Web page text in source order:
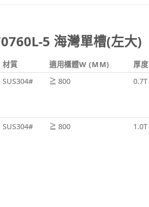
5 海灣單槽(左大)
材質 適用櫃體W (MM) 厚度
SUS304# ≧ 800 0.7T
SUS304# ≧ 800 1.0T